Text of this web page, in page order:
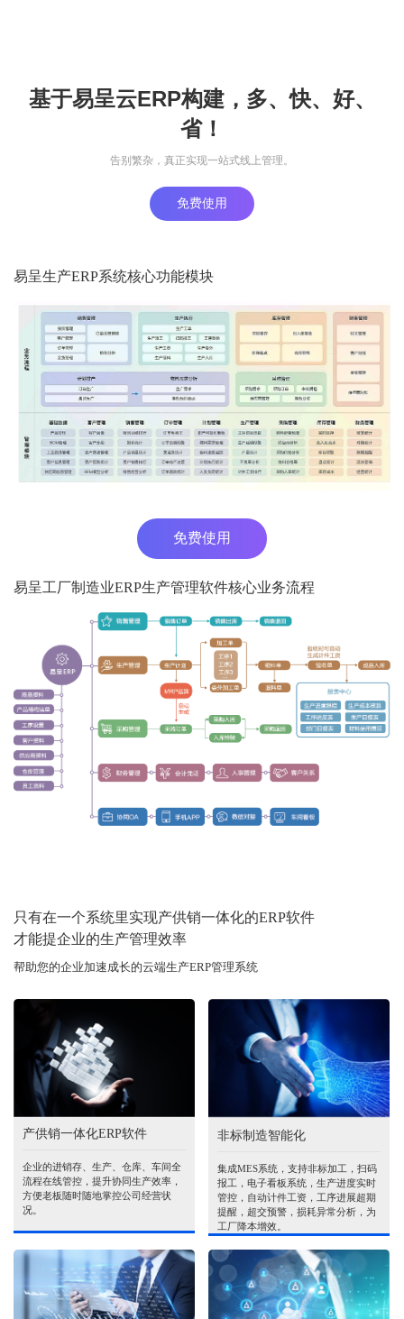
基于易呈云ERP构建，多、快、好、
省！
告别繁杂，真正实现一站式线上管理。
免费使用
易呈生产ERP系统核心功能模块
免费使用
易呈工厂制造业ERP生产管理软件核心业务流程
只有在一个系统里实现产供销一体化的ERP软件
才能提企业的生产管理效率
帮助您的企业加速成长的云端生产ERP管理系统
产供销一体化ERP软件
企业的进销存、生产、仓库、车间全
流程在线管控，提升协同生产效率，
方便老板随时随地掌控公司经营状
况。
非标制造智能化
集成MES系统，支持非标加工，扫码
报工，电子看板系统，生产进度实时
管控，自动计件工资，工序进展超期
提醒，超交预警，损耗异常分析，为
工厂降本增效。